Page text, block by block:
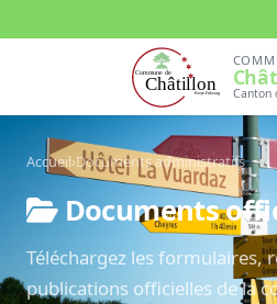
Canton
Accueil›Documents administratifs
Documents
Téléchargez les formulaires,
publications officielles de la